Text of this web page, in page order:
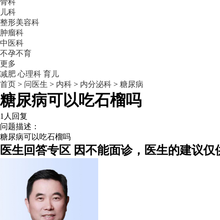
骨科
儿科
整形美容科
肿瘤科
中医科
不孕不育
更多
减肥 心理科 育儿
首页 > 问医生 > 内科 > 内分泌科 > 糖尿病
糖尿病可以吃石榴吗
1人回复
问题描述：
糖尿病可以吃石榴吗
医生回答专区 因不能面诊，医生的建议仅